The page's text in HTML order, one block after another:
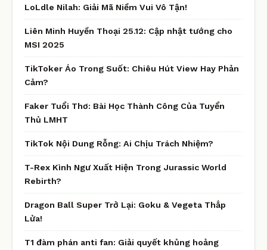
LoLdle Nilah: Giải Mã Niềm Vui Vô Tận!
Liên Minh Huyền Thoại 25.12: Cập nhật tướng cho
MSI 2025
TikToker Áo Trong Suốt: Chiêu Hút View Hay Phản
Cảm?
Faker Tuổi Thơ: Bài Học Thành Công Của Tuyển
Thủ LMHT
TikTok Nội Dung Rỗng: Ai Chịu Trách Nhiệm?
T-Rex Kình Ngư Xuất Hiện Trong Jurassic World
Rebirth?
Dragon Ball Super Trở Lại: Goku & Vegeta Thắp
Lửa!
T1 đàm phán anti fan: Giải quyết khủng hoảng